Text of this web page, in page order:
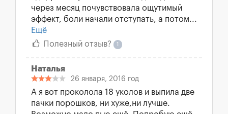
через месяц почувствовала ощутимый
эффект, боли начали отступать, а потом...
Ещё
Полезный отзыв?
1
Наталья
26 января, 2016 год
А я вот проколола 18 уколов и выпила две
пачки порошков, ни хуже,ни лучше.